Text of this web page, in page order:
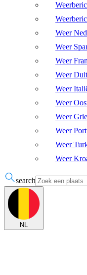
Weer
Weer
Weer
Weer
Weer
Weer
Weer
Weer
Weer
Weer
search
NL